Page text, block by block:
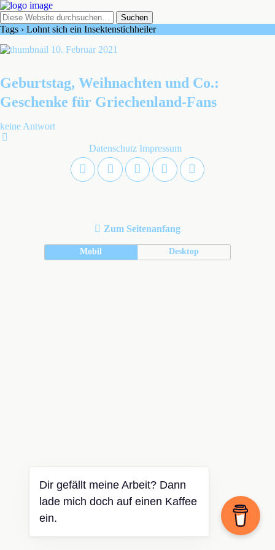
Tags › Lohnt sich ein Insektenstichheiler
10. Februar 2021
Geburtstag, Weihnachten und Co.:
Geschenke für Griechenland-Fans
keine Antwort
Datenschutz Impressum
Zum Seitenanfang
Mobil Desktop
Dir gefällt meine Arbeit? Dann
lade mich doch auf einen Kaffee
ein.